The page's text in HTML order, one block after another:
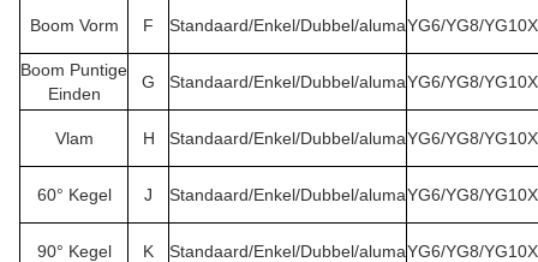
Boom Vorm F Standaard/Enkel/Dubbel/alumaYG6/YG8/
Boom Puntige
Einden
G Standaard/Enkel/Dubbel/alumaYG6/YG8/
Vlam H Standaard/Enkel/Dubbel/alumaYG6/YG8/
60° Kegel J Standaard/Enkel/Dubbel/alumaYG6/YG8/
90° Kegel K Standaard/Enkel/Dubbel/alumaYG6/YG8/